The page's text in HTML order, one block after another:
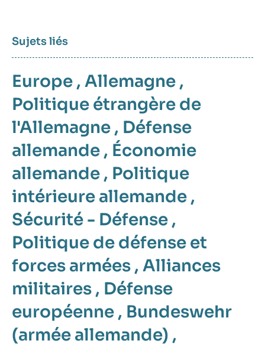
Sujets liés
Europe , Allemagne ,
Politique étrangère de
l'Allemagne , Défense
allemande , Économie
allemande , Politique
intérieure allemande ,
Sécurité - Défense ,
Politique de défense et
forces armées , Alliances
militaires , Défense
européenne , Bundeswehr
(armée allemande) ,